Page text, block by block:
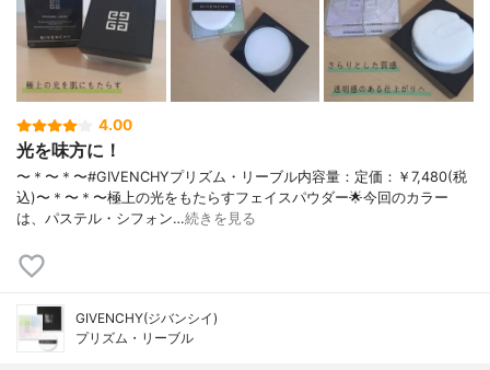
4.00
光を味方に！
〜＊〜＊〜#GIVENCHYプリズム・リーブル内容量：定価：￥7,480(税
込)〜＊〜＊〜極上の光をもたらすフェイスパウダー🌟今回のカラー
は、パステル・シフォン…続きを見る
GIVENCHY(ジバンシイ)
プリズム・リーブル